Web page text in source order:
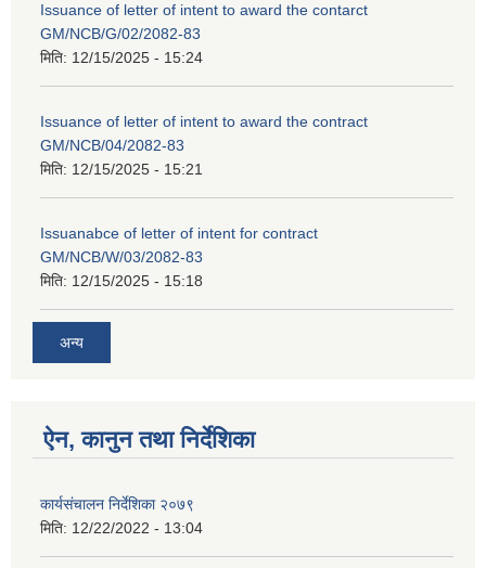
Issuance of letter of intent to award the contarct
GM/NCB/G/02/2082-83
मिति: 12/15/2025 - 15:24
Issuance of letter of intent to award the contract
GM/NCB/04/2082-83
मिति: 12/15/2025 - 15:21
Issuanabce of letter of intent for contract
GM/NCB/W/03/2082-83
मिति: 12/15/2025 - 15:18
अन्य
ऐन, कानुन तथा निर्देशिका
कार्यसंचालन निर्देशिका २०७९
मिति: 12/22/2022 - 13:04